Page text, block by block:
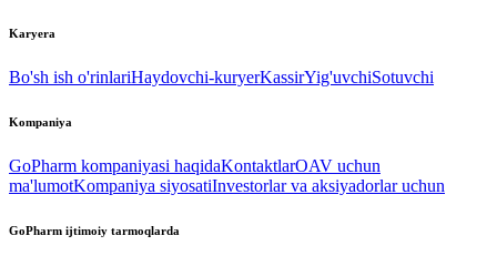
Karyera
Bo'sh ish o'rinlariHaydovchi-kuryerKassirYig'uvchiSotuvchi
Kompaniya
GoPharm kompaniyasi haqidaKontaktlarOAV uchun
ma'lumotKompaniya siyosatiInvestorlar va aksiyadorlar uchun
GoPharm ijtimoiy tarmoqlarda